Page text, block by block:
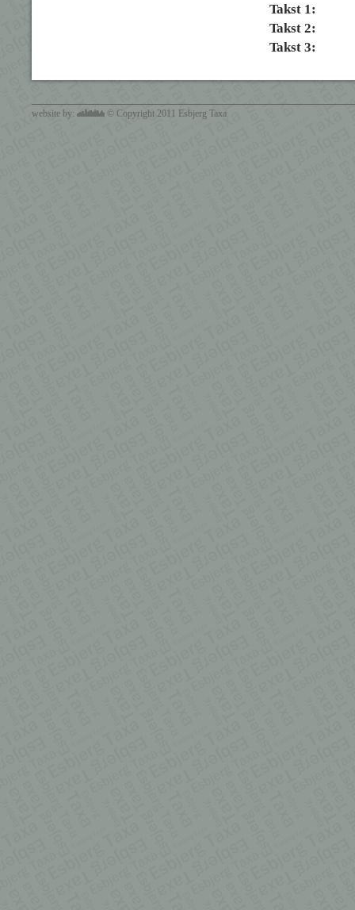
Takst 1:
Takst 2:
Takst 3:
website by: © Copyright 2011 Esbjerg Taxa